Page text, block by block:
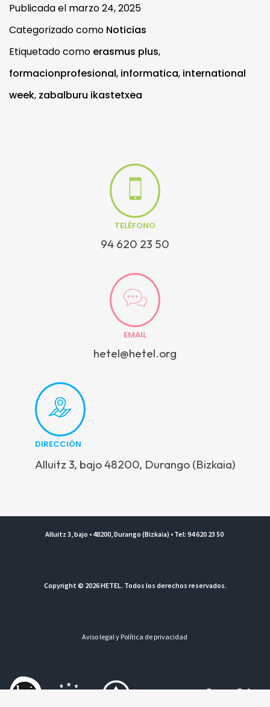
Publicada el marzo 24, 2025
Categorizado como Noticias
Etiquetado como erasmus plus,
formacionprofesional, informatica, international
week, zabalburu ikastetxea
TELÉFONO
94 620 23 50
EMAIL
hetel@hetel.org
DIRECCIÓN
Alluitz 3, bajo 48200, Durango (Bizkaia)
Alluitz 3, bajo • 48200, Durango (Bizkaia) • Tel: 94 620 23 50
Copyright © 2026 HETEL. Todos los derechos reservados.
Aviso legal y Política de privacidad